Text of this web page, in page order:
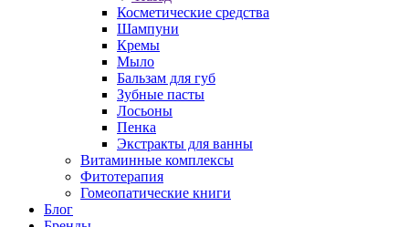
Косметические средства
Шампуни
Кремы
Мыло
Бальзам для губ
Зубные пасты
Лосьоны
Пенка
Экстракты для ванны
Витаминные комплексы
Фитотерапия
Гомеопатические книги
Блог